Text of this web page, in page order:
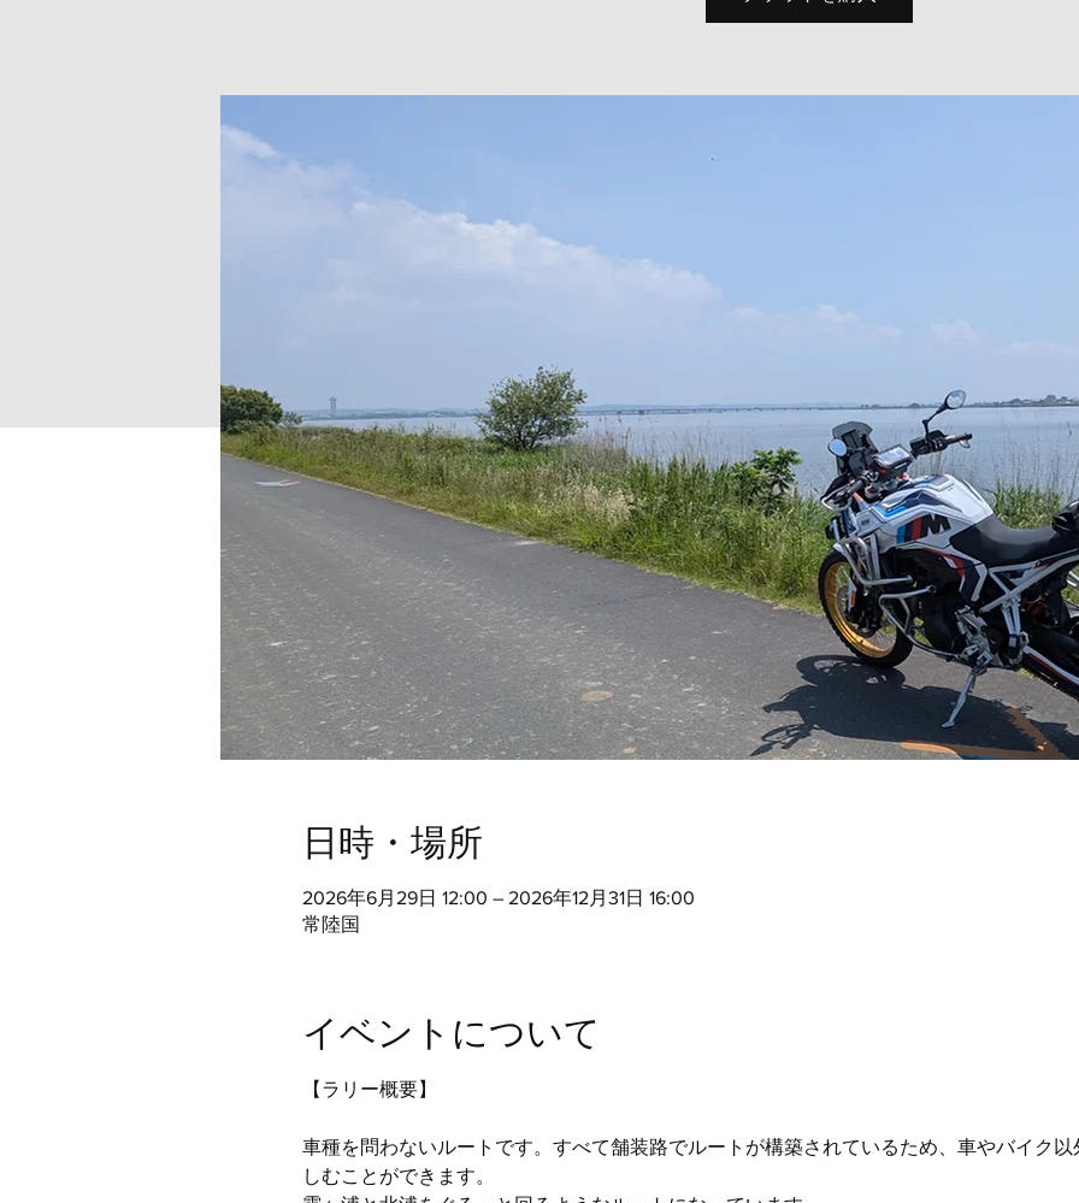
日時・場所
2026年6月29日 12:00 – 2026年12月31日 16:00
常陸国
イベントについて
【ラリー概要】
車種を問わないルートです。すべて舗装路でルートが構築されているため、車やバイク
しむことができます。